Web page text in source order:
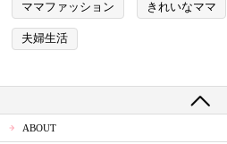
ママファッション きれいなママ
夫婦生活
ABOUT